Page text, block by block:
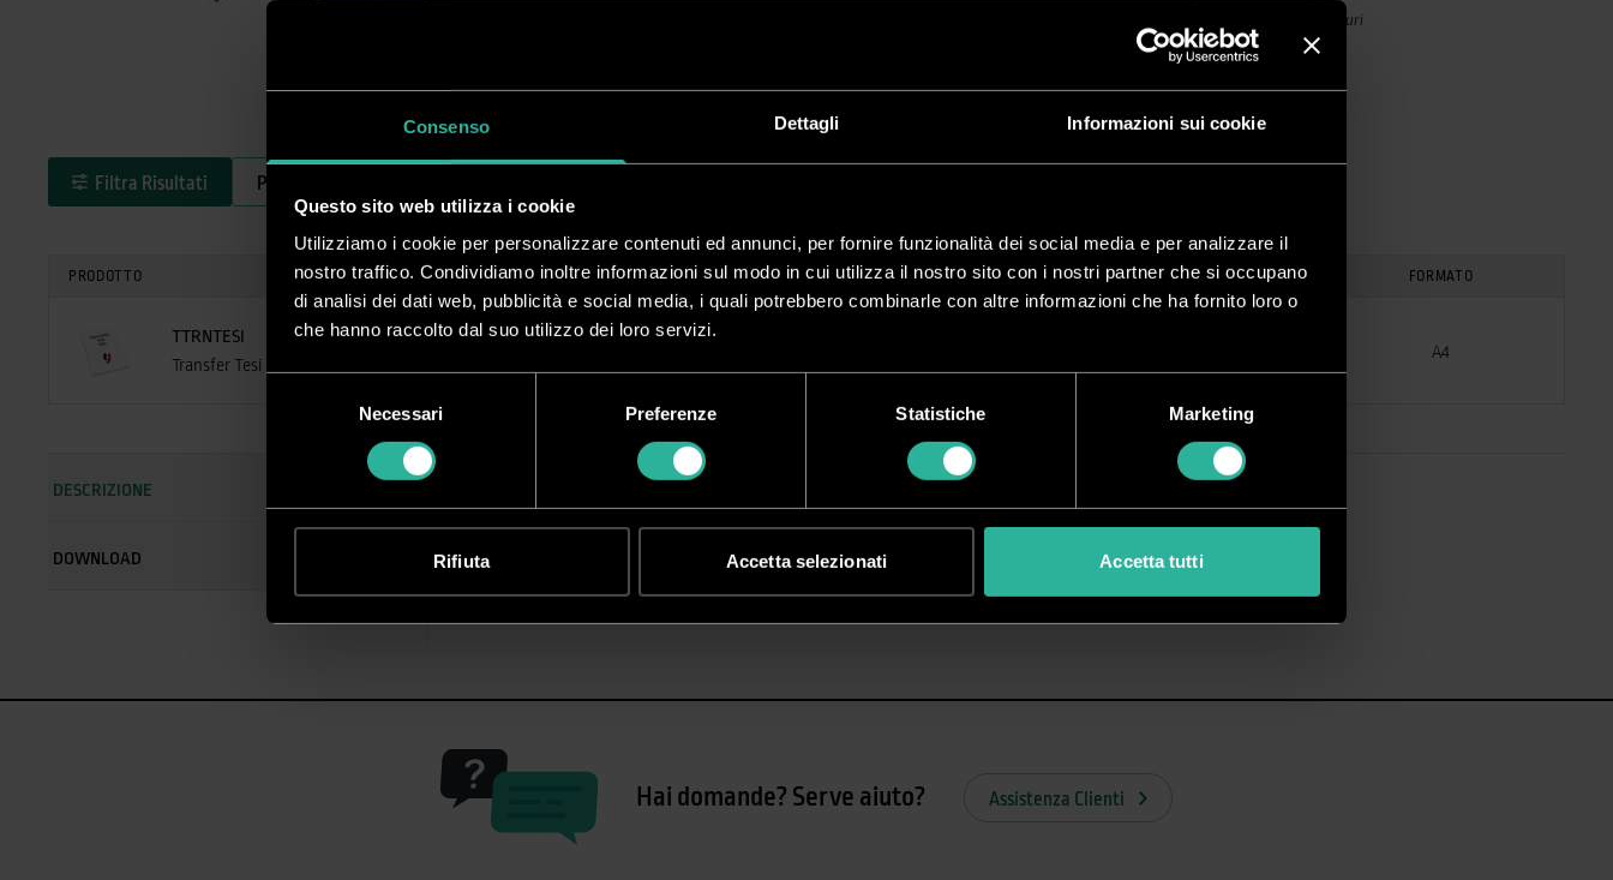
Consenso Dettagli Informazioni sui cookie
Questo sito web utilizza i cookie
Utilizziamo i cookie per personalizzare contenuti ed annunci, per fornire funzionalità dei social media e per analizzare il
nostro traffico. Condividiamo inoltre informazioni sul modo in cui utilizza il nostro sito con i nostri partner che si occupano
di analisi dei dati web, pubblicità e social media, i quali potrebbero combinarle con altre informazioni che ha fornito loro o
che hanno raccolto dal suo utilizzo dei loro servizi.
Necessari Preferenze Statistiche Marketing
Rifiuta Accetta selezionati Accetta tutti
Pagamenti sicuri
Filtra Risultati Per
PRODOTTO PER FORMATO
TTRNTESI
Transfer Tesi I Conf. 100 PZ
A4
DESCRIZIONE
DOWNLOAD
Carta transfer per stampa laser
Hai domande? Serve aiuto? Assistenza Clienti